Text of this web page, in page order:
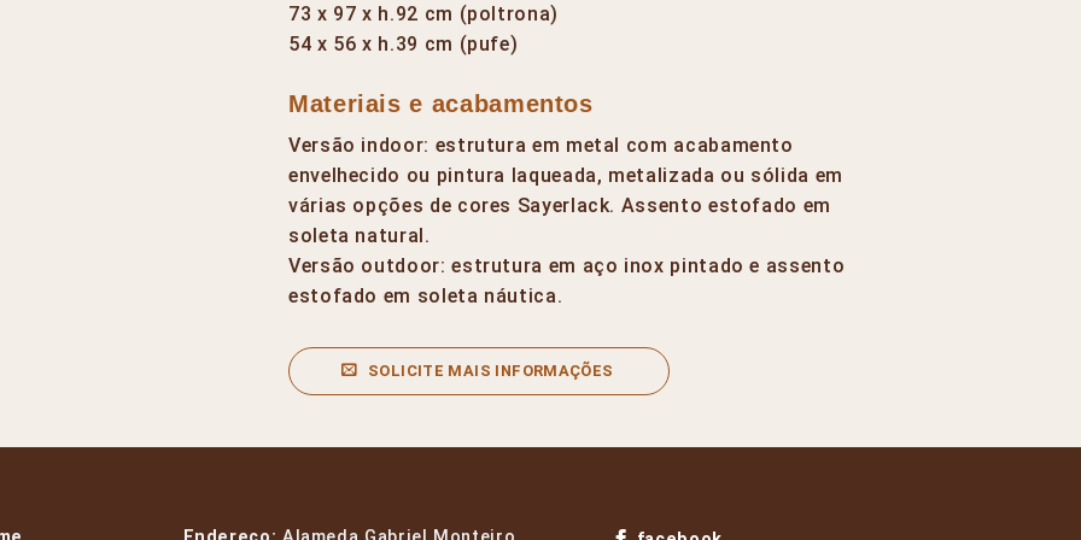
73 x 97 x h.92 cm (poltrona)
54 x 56 x h.39 cm (pufe)
Materiais e acabamentos
Versão indoor: estrutura em metal com acabamento
envelhecido ou pintura laqueada, metalizada ou sólida em
várias opções de cores Sayerlack. Assento estofado em
soleta natural.
Versão outdoor: estrutura em aço inox pintado e assento
estofado em soleta náutica.
SOLICITE MAIS INFORMAÇÕES